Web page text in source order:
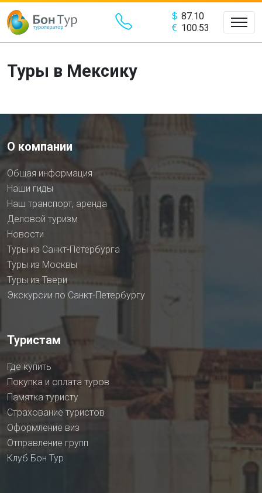
87.10
100.53
Туры в Мексику
О компании
Общая информация
Наши гиды
Наш транспорт, аренда
Деловой туризм
Новости
Туры из Санкт-Петербурга
Туры из Москвы
Туры из Твери
Экскурсии по Санкт-Петербургу
Туристам
Где купить
Покупка и оплата туров
Памятка туристу
Страхование туристов
Оформление виз
Отправление групп
Клуб Бон Тур